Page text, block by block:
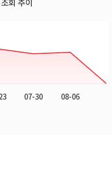
회 추이